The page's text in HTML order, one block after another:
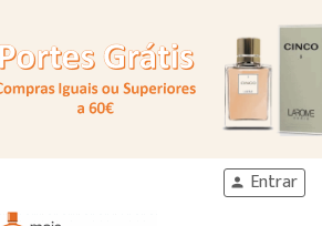
 Entrar